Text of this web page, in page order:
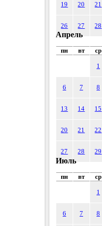
19 20 21
26 27 28
Апрель
пн вт ср
1
6 7 8
13 14 15
20 21 22
27 28 29
Июль
пн вт ср
1
6 7 8